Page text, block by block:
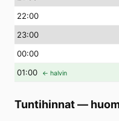
22:00
23:00
00:00
01:00 ← halvin
Tuntihinnat —